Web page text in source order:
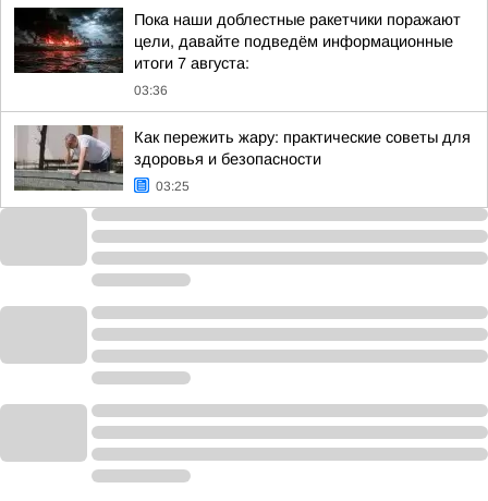
Пока наши доблестные ракетчики поражают
цели, давайте подведём информационные
итоги 7 августа:
03:36
Как пережить жару: практические советы для
здоровья и безопасности
03:25